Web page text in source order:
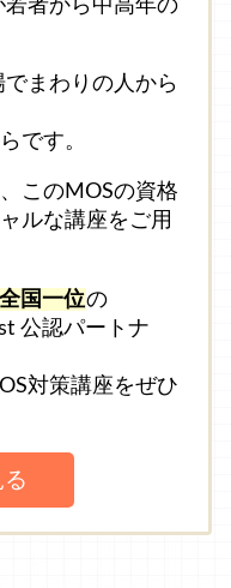
者から中高年の
まわりの人から
です。
このMOSの資格
ルな講座をご用
国一位の
公認パートナ
対策講座をぜひ